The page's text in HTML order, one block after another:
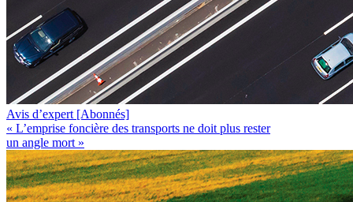
Avis d’expert [Abonnés]
« L’emprise foncière des transports ne doit plus rester
un angle mort »